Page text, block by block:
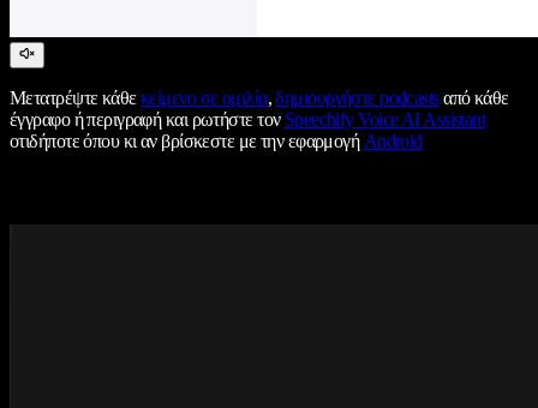
Μετατρέψτε κάθεκείμενο σε ομιλία,δημιουργήστε podcastsαπό κάθε
έγγραφο ή περιγραφή και ρωτήστε τον Speechify Voice AI Assistant
οτιδήποτε όπου κι αν βρίσκεστε με την εφαρμογήAndroid